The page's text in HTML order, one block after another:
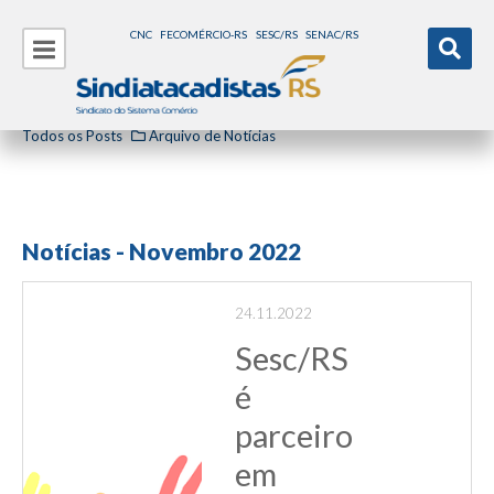
CNC FECOMÉRCIO-RS SESC/RS SENAC/RS
Todos os Posts Arquivo de Notícias
Notícias - Novembro 2022
24.11.2022
Sesc/RS
é
parceiro
em